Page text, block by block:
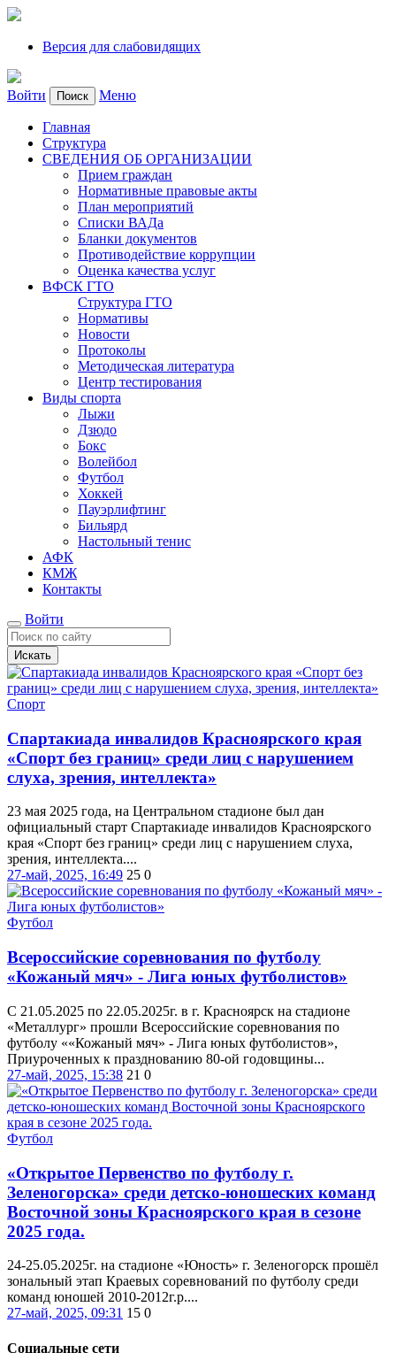
Версия для слабовидящих
Войти Поиск Меню
Главная
Структура
СВЕДЕНИЯ ОБ ОРГАНИЗАЦИИ
Прием граждан
Нормативные правовые акты
План мероприятий
Списки ВАДа
Бланки документов
Противодействие коррупции
Оценка качества услуг
ВФСК ГТО
Структура ГТО
Нормативы
Новости
Протоколы
Методическая литература
Центр тестирования
Виды спорта
Лыжи
Дзюдо
Бокс
Волейбол
Футбол
Хоккей
Пауэрлифтинг
Бильярд
Настольный тенис
АФК
КМЖ
Контакты
Войти
Искать
Спорт
Спартакиада инвалидов Красноярского края
«Спорт без границ» среди лиц с нарушением
слуха, зрения, интеллекта»
23 мая 2025 года, на Центральном стадионе был дан
официальный старт Спартакиаде инвалидов Красноярского
края «Спорт без границ» среди лиц с нарушением слуха,
зрения, интеллекта....
27-май, 2025, 16:49 25 0
Футбол
Всероссийские соревнования по футболу
«Кожаный мяч» - Лига юных футболистов»
С 21.05.2025 по 22.05.2025г. в г. Красноярск на стадионе
«Металлург» прошли Всероссийские соревнования по
футболу ««Кожаный мяч» - Лига юных футболистов»,
Приуроченных к празднованию 80-ой годовщины...
27-май, 2025, 15:38 21 0
Футбол
«Открытое Первенство по футболу г.
Зеленогорска» среди детско-юношеских команд
Восточной зоны Красноярского края в сезоне
2025 года.
24-25.05.2025г. на стадионе «Юность» г. Зеленогорск прошёл
зональный этап Краевых соревнований по футболу среди
команд юношей 2010-2012г.р....
27-май, 2025, 09:31 15 0
Социальные сети